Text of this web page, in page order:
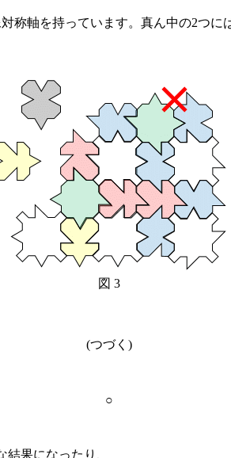
軸を持っています。真ん中の2つに
図 3
(つづく)
○
果になったり、